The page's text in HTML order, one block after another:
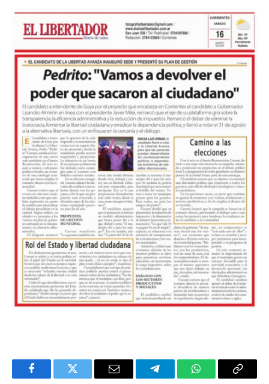
FacebookTwitter Email TelegramWhatsAppCopy